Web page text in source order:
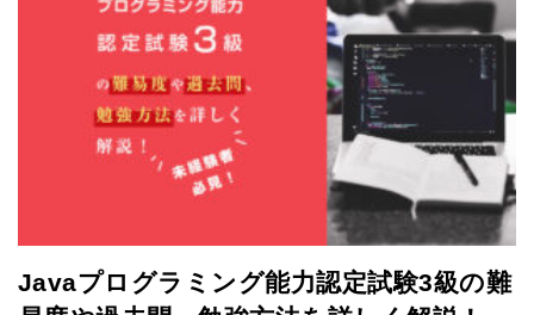
Javaプログラミング能力認定試験3級の難